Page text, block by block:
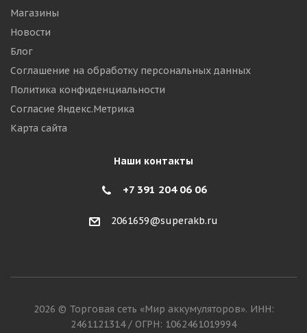
Магазины
Новости
Блог
Соглашение на обработку персональных данных
Политика конфиденциальности
Согласие Яндекс.Метрика
Карта сайта
Наши контакты
+7 391 204 06 06
2061659@superakb.ru
2026 © Торговая сеть «Мир аккумуляторов». ИНН:
2461121314 / ОГРН: 1062461019994